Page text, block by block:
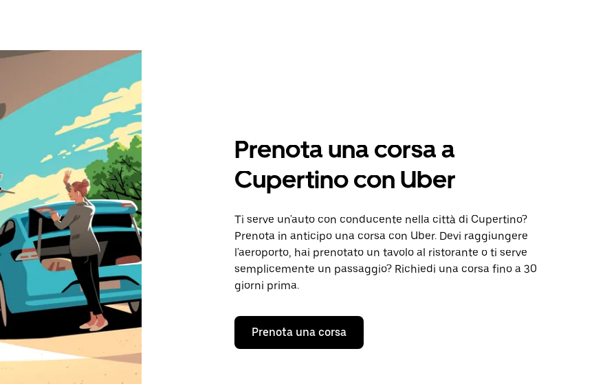
Prenota una corsa a
Cupertino con Uber
Ti serve un'auto con conducente nella città di Cupertino?
Prenota in anticipo una corsa con Uber. Devi raggiungere
l'aeroporto, hai prenotato un tavolo al ristorante o ti serve
semplicemente un passaggio? Richiedi una corsa fino a 30
giorni prima.
Prenota una corsa